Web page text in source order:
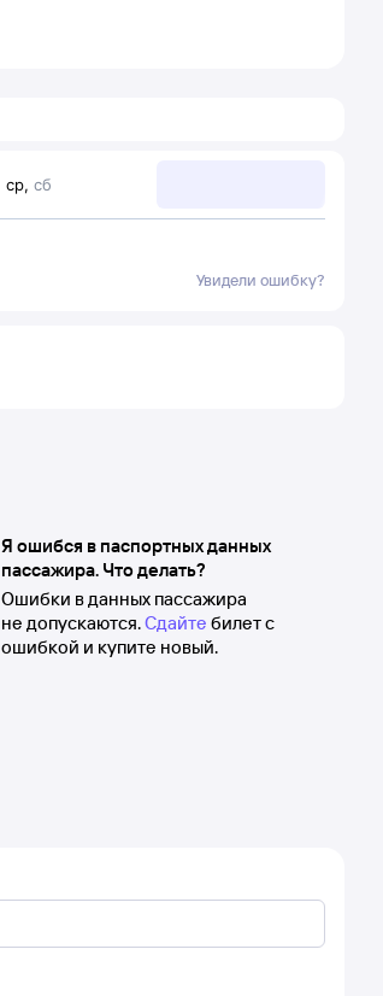
ср, сб
Увидели ошибку?
Я ошибся в паспортных данных
пассажира. Что делать?
Ошибки в данных пассажира
не допускаются.Сдайте билет с
ошибкой и купите новый.